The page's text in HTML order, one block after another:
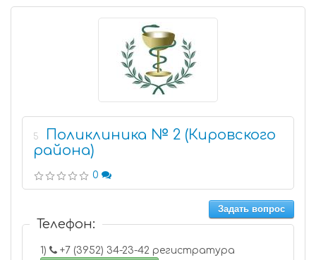
5
Поликлиника № 2 (Кировского
района)
0
Задать вопрос
Телефон:
1)
+7 (3952) 34-23-42 регистратура